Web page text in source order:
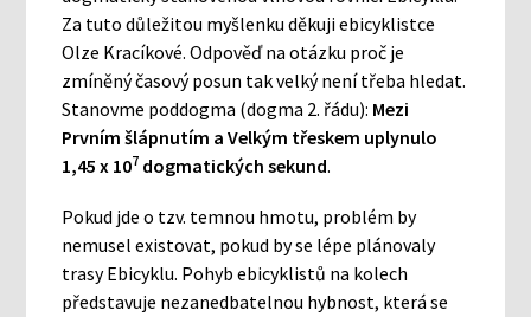
Za tuto důležitou myšlenku děkuji ebicyklistce
Olze Kracíkové. Odpověď na otázku proč je
zmíněný časový posun tak velký není třeba hledat.
Stanovme poddogma (dogma 2. řádu): Mezi
Prvním šlápnutím a Velkým třeskem uplynulo
1,45 x 107 dogmatických sekund.
Pokud jde o tzv. temnou hmotu, problém by
nemusel existovat, pokud by se lépe plánovaly
trasy Ebicyklu. Pohyb ebicyklistů na kolech
představuje nezanedbatelnou hybnost, která se